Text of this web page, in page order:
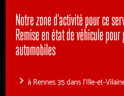
Notre zone d'activité pour ce
Remise en état de véhicule
automobiles
navigate_nextà Rennes 35 dans l'Ille-et-